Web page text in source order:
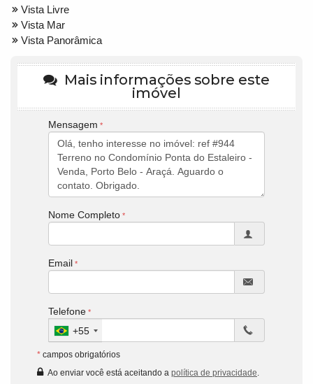
Vista Livre
Vista Mar
Vista Panorâmica
Mais informações sobre este
imóvel
Mensagem
Nome Completo
Email
Telefone
+55
* campos obrigatórios
Ao enviar você está aceitando a política de privacidade.